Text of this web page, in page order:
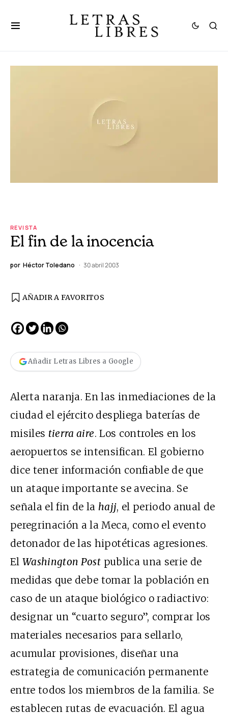
REVISTA
El fin de la inocencia
por Héctor Toledano 30 abril 2003
AÑADIR A FAVORITOS
Añadir Letras Libres a Google
Alerta naranja. En las inmediaciones de la
ciudad el ejército despliega baterías de
misiles tierra aire. Los controles en los
aeropuertos se intensifican. El gobierno
dice tener información confiable de que
un ataque importante se avecina. Se
señala el fin de la hajj, el periodo anual de
peregrinación a la Meca, como el evento
detonador de las hipotéticas agresiones.
ElWashington Post publica una serie de
medidas que debe tomar la población en
caso de un ataque biológico o radiactivo:
designar un “cuarto seguro”, comprar los
materiales necesarios para sellarlo,
acumular provisiones, diseñar una
estrategia de comunicación permanente
entre todos los miembros de la familia. Se
establecen rutas de evacuación. El agua